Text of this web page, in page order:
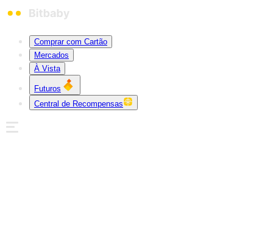
Comprar com Cartão
Mercados
À Vista
Futuros
Central de Recompensas